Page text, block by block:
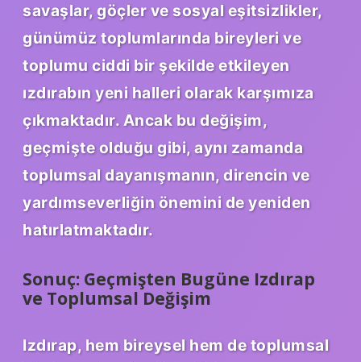
savaşlar, göçler ve sosyal eşitsizlikler,
günümüz toplumlarında bireyleri ve
toplumu ciddi bir şekilde etkileyen
ızdırabın yeni halleri olarak karşımıza
çıkmaktadır. Ancak bu değişim,
geçmişte olduğu gibi, aynı zamanda
toplumsal dayanışmanın, direncin ve
yardımseverliğin önemini de yeniden
hatırlatmaktadır.
Sonuç: Geçmişten Bugüne Izdırap
ve Toplumsal Değişim
Izdırap, hem bireysel hem de toplumsal